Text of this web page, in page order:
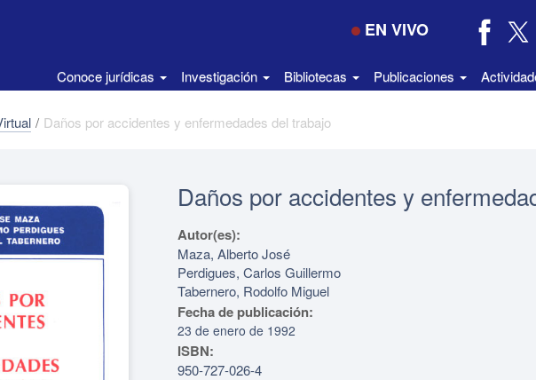
EN VIVO
Conoce jurídicas Investigación Bibliotecas Publicaciones
/ Daños por accidentes y enfermedades del trabajo
Daños por accidentes y
Autor(es):
Maza, Alberto José
Perdigues, Carlos Guillermo
Tabernero, Rodolfo Miguel
Fecha de publicación:
23 de enero de 1992
ISBN:
950-727-026-4